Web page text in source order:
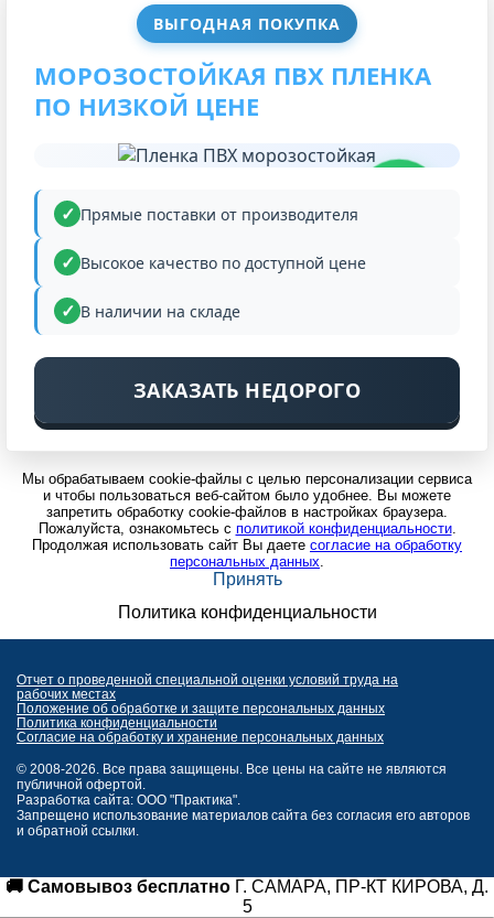
ВЫГОДНАЯ ПОКУПКА
МОРОЗОСТОЙКАЯ ПВХ ПЛЕНКА
ПО НИЗКОЙ ЦЕНЕ
Прямые поставки от производителя
Высокое качество по доступной цене
В наличии на складе
ЗАКАЗАТЬ НЕДОРОГО
Мы обрабатываем cookie-файлы с целью персонализации сервиса
и чтобы пользоваться веб-сайтом было удобнее. Вы можете
запретить обработку cookie-файлов в настройках браузера.
Пожалуйста, ознакомьтесь с политикой конфиденциальности.
Продолжая использовать сайт Вы даете согласие на обработку
персональных данных.
Принять
Политика конфиденциальности
Отчет о проведенной специальной оценки условий труда на
рабочих местах
Положение об обработке и защите персональных данных
Политика конфиденциальности
Согласие на обработку и хранение персональных данных
© 2008-2026. Все права защищены. Все цены на сайте не являются
публичной офертой.
Разработка сайта: ООО "Практика".
Запрещено использование материалов сайта без согласия его авторов
и обратной ссылки.
🚚 Самовывоз бесплатно Г. САМАРА, ПР-КТ КИРОВА, Д.
5